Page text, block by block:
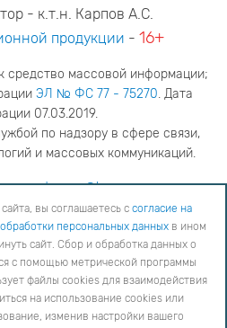
- к.т.н. Карпов А.С.
продукции - 16+
средство массовой информации;
ЭЛ № ФС 77 - 75270. Дата
07.03.2019.
по надзору в сфере связи,
и массовых коммуникаций.
ya.stogova@ksc.ru
81555-79-516
с согласие на обработку данных
вам необходимо покинуть сайт. Сбор и обработка
помощью метрической программы "Яндекс Метрика".
с вами. Вы можете согласиться на
использование, изменив настройки вашего интернет-
вы соглашаетесь с согласие на
персональных данных в ином
сайт. Сбор и обработка данных о
с помощью метрической программы
файлы cookies для взаимодействия
на использование cookies или
изменив настройки вашего